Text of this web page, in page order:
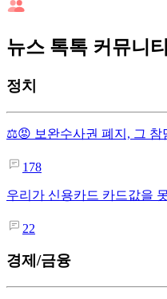
뉴스 톡톡 커뮤니티
정치
⚖️😡 보완수사권 폐지, 그 참
178
우리가 신용카드 카드값을
22
경제/금융